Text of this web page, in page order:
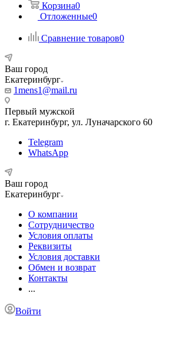
Корзина0
Отложенные0
Сравнение товаров0
Ваш город
Екатеринбург
1mens1@mail.ru
Первый мужской
г. Екатеринбург, ул. Луначарского 60
Telegram
WhatsApp
Ваш город
Екатеринбург
О компании
Сотрудничество
Условия оплаты
Реквизиты
Условия доставки
Обмен и возврат
Контакты
...
Войти